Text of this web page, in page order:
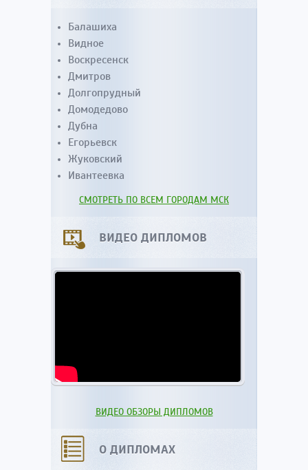
Балашиха
Видное
Воскресенск
Дмитров
Долгопрудный
Домодедово
Дубна
Егорьевск
Жуковский
Ивантеевка
СМОТРЕТЬ ПО ВСЕМ ГОРОДАМ МСК
ВИДЕО ДИПЛОМОВ
ВИДЕО ОБЗОРЫ ДИПЛОМОВ
О ДИПЛОМАХ